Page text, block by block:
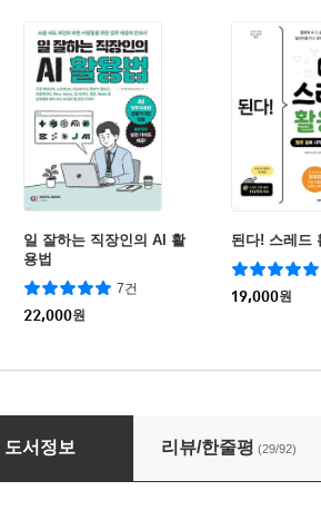
일 잘하는 직장인의 AI 활
용법
7건
22,000원
된다! 스레드
19,000원
그램 릴스 & 알고리즘 공략법 : 100만 조
도서정보 리뷰/한줄평 (29/92)